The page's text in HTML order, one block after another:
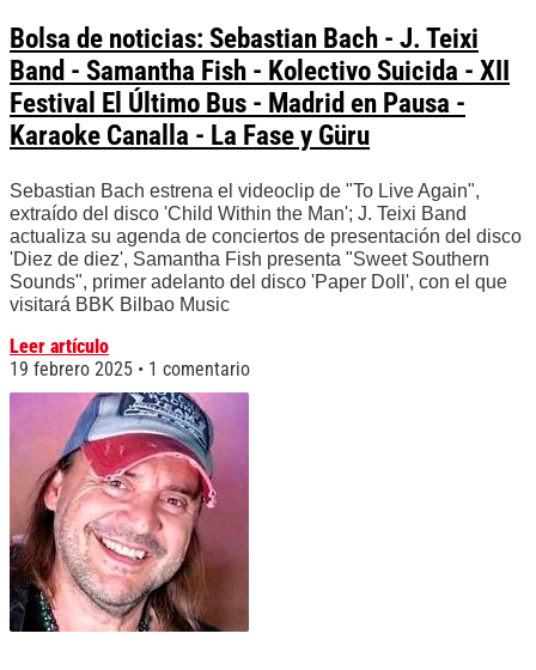
Bolsa de noticias: Sebastian Bach - J. Teixi
Band - Samantha Fish - Kolectivo Suicida - XII
Festival El Último Bus - Madrid en Pausa -
Karaoke Canalla - La Fase y Güru
Sebastian Bach estrena el videoclip de "To Live Again",
extraído del disco 'Child Within the Man'; J. Teixi Band
actualiza su agenda de conciertos de presentación del disco
'Diez de diez', Samantha Fish presenta "Sweet Southern
Sounds", primer adelanto del disco 'Paper Doll', con el que
visitará BBK Bilbao Music
Leer artículo
19 febrero 2025
1 comentario